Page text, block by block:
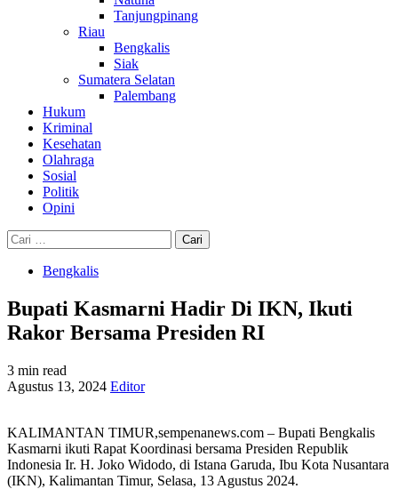
Tanjungpinang
Riau
Bengkalis
Siak
Sumatera Selatan
Palembang
Hukum
Kriminal
Kesehatan
Olahraga
Sosial
Politik
Opini
Cari
untuk:
Bengkalis
Bupati Kasmarni Hadir Di IKN, Ikuti
Rakor Bersama Presiden RI
3 min read
Agustus 13, 2024 Editor
KALIMANTAN TIMUR,sempenanews.com – Bupati Bengkalis
Kasmarni ikuti Rapat Koordinasi bersama Presiden Republik
Indonesia Ir. H. Joko Widodo, di Istana Garuda, Ibu Kota Nusantara
(IKN), Kalimantan Timur, Selasa, 13 Agustus 2024.